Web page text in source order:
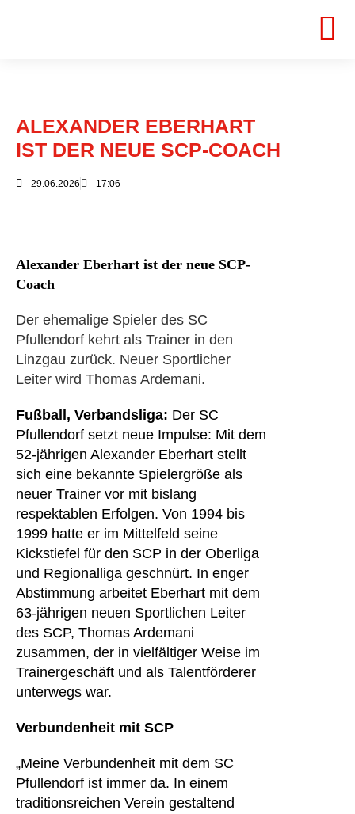
ALEXANDER EBERHART
IST DER NEUE SCP-COACH
29.06.2026 17:06
Alexander Eberhart ist der neue SCP-
Coach
Der ehemalige Spieler des SC
Pfullendorf kehrt als Trainer in den
Linzgau zurück. Neuer Sportlicher
Leiter wird Thomas Ardemani.
Fußball, Verbandsliga: Der SC
Pfullendorf setzt neue Impulse: Mit dem
52-jährigen Alexander Eberhart stellt
sich eine bekannte Spielergröße als
neuer Trainer vor mit bislang
respektablen Erfolgen. Von 1994 bis
1999 hatte er im Mittelfeld seine
Kickstiefel für den SCP in der Oberliga
und Regionalliga geschnürt. In enger
Abstimmung arbeitet Eberhart mit dem
63-jährigen neuen Sportlichen Leiter
des SCP, Thomas Ardemani
zusammen, der in vielfältiger Weise im
Trainergeschäft und als Talentförderer
unterwegs war.
Verbundenheit mit SCP
„Meine Verbundenheit mit dem SC
Pfullendorf ist immer da. In einem
traditionsreichen Verein gestaltend